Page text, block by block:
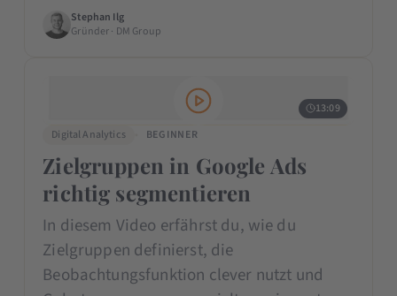
Stephan Ilg
Gründer · DM Group
13:09
Digital Analytics
BEGINNER
Zielgruppen in Google Ads
richtig segmentieren
In diesem Video erfährst du, wie du
Zielgruppen definierst, die
Beobachtungsfunktion clever nutzt und